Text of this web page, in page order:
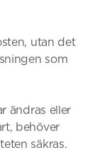
utan det
som
ändras eller
behöver
säkras.